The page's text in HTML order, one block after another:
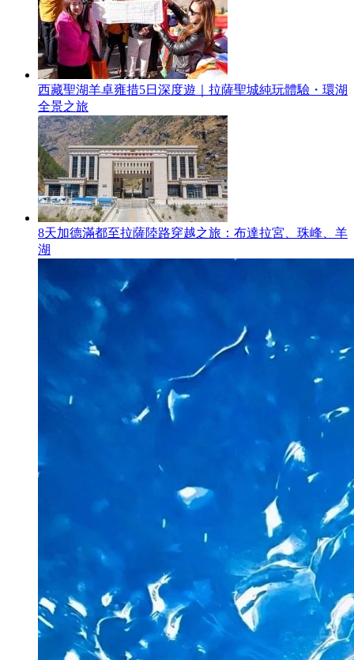
西藏聖湖羊卓雍措5日深度遊｜拉薩聖城純玩體驗・環湖
全景之旅
8天加德滿都至拉薩陸路穿越之旅：布達拉宮、珠峰、羊
湖